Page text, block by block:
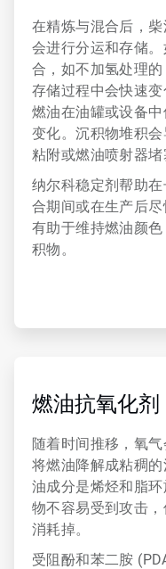
在精炼与混合后，
会进行分运和存储
合，如不加氢处理
存储过程中会快速变
燃油在油罐或设备
变化。沉积物堆积
粘附或燃油喷射器堵
纳尔科稳定剂帮助
合期间或在生产后
有助于维持燃油颜
积物。
燃油抗氧化剂
随着时间推移，氧
将燃油降解成粘稠
油成分是烯烃和脂
物不容易受到攻击
消耗掉。
受阻酚和苯二胺